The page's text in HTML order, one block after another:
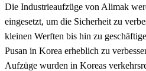
Die Industrieaufzüge von Alimak
eingesetzt, um die Sicherheit zu
kleinen Werften bis hin zu
Pusan in Korea erheblich zu
Aufzüge wurden in Koreas